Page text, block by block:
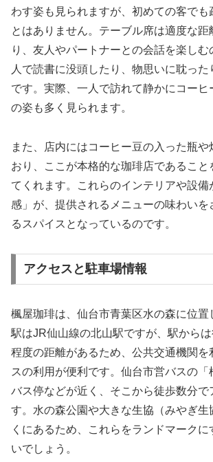
わす姿も見られますが、初めての客でも
とはありません。テーブル席は適度な距
り、友人やパートナーとの会話を楽しむ
人で読書に没頭したり、物思いに耽っ
です。実際、一人で訪れて静かにコーヒ
の姿も多く見られます。
また、店内にはコーヒー豆の入った瓶や
おり、ここが本格的な珈琲店であること
てくれます。これらのインテリアや設備
感」が、提供されるメニューの味わいを
るスパイスとなっているのです。
アクセスと駐車場情報
楓屋珈琲は、仙台市青葉区水の森に位置
駅はJR仙山線の北山駅ですが、駅から
程度の距離があるため、公共交通機関を
スの利用が便利です。仙台市営バスの「
バス停などが近く、そこから徒歩数分で
す。水の森公園や大きな生協（みやぎ生
くにあるため、これらをランドマーク
いでしょう。